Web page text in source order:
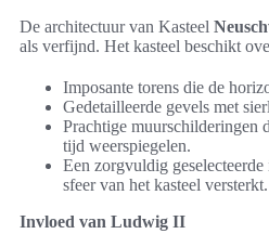
De architectuur van Kasteel
als verfijnd. Het kasteel beschikt
Imposante torens die de
Gedetailleerde gevels met
Prachtige muurschilderingen
tijd weerspiegelen.
Een zorgvuldig
sfeer van het kasteel versterkt.
Invloed van Ludwig II